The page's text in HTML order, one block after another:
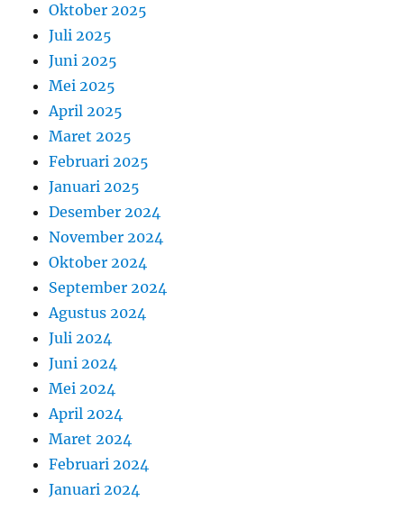
Oktober 2025
Juli 2025
Juni 2025
Mei 2025
April 2025
Maret 2025
Februari 2025
Januari 2025
Desember 2024
November 2024
Oktober 2024
September 2024
Agustus 2024
Juli 2024
Juni 2024
Mei 2024
April 2024
Maret 2024
Februari 2024
Januari 2024